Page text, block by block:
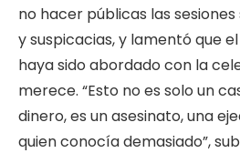
no hacer públicas las
y suspicacias, y lamentó que
haya sido abordado con la
merece. “Esto no es solo un
dinero, es un asesinato, una
quien conocía demasiado”,